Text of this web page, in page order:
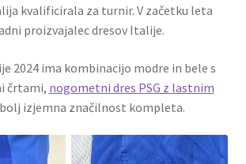
kvalificirala za turnir. V začetku leta
proizvajalec dresov Italije.
2024 ima kombinacijo modre in bele s
črtami, nogometni dres PSG z lastnim
izjemna značilnost kompleta.